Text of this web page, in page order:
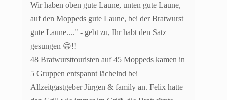
Wir haben oben gute Laune, unten gute Laune,
auf den Moppeds gute Laune, bei der Bratwurst
gute Laune...." - gebt zu, Ihr habt den Satz
gesungen 😄!!
48 Bratwursttouristen auf 45 Moppeds kamen in
5 Gruppen entspannt lächelnd bei
Allzeitgastgeber Jürgen & family an. Felix hatte